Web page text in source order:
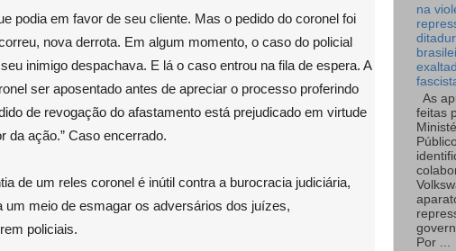
podia em favor de seu cliente. Mas o pedido do coronel foi
nova derrota. Em algum momento, o caso do policial
inimigo despachava. E lá o caso entrou na fila de espera. A
ser aposentado antes de apreciar o processo proferindo
de revogação do afastamento está prejudicado em virtude
da ação.” Caso encerrado.
de um reles coronel é inútil contra a burocracia judiciária,
um meio de esmagar os adversários dos juízes,
policiais.
na
As
feitas
Por ...